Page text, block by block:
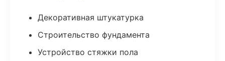
Декоративная штукатурка
Строительство фундамента
Устройство стяжки пола